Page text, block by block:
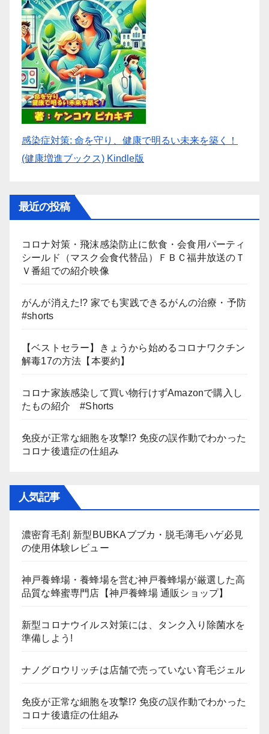
感染症対策: 命を守り、健康で明るい未来を築く！
(健康増進ブックス) Kindle版
最近の投稿
コロナ対策・飛沫感染防止に飲食・会食用パーティ
シールド（マスク会食代替品）ＦＢＣ福井放送のＴ
Ｖ番組での紹介映像
がんが消えた!? 家でも実践できるがんの治療・予防
#shorts
【ベストセラー】きょうから始めるコロナワクチン
解毒17の方法【本要約】
コロナ家族感染して買い物行けずAmazonで購入し
たもの紹介 #Shorts
免疫が正常な細胞を攻撃!? 免疫の誤作動でわかった
コロナ後遺症の仕組み
人気記事
濃密育毛剤 新型BUBKAブブカ・脱毛薄毛ハゲ必見
の使用体験レビュー
神戸養蜂場・養蜂場を営む神戸養蜂場が厳選した高
品質な蜂蜜専門店【神戸養蜂場 通販ショップ】
新型コロナウイルス対策には、タンク入り除菌水を
準備しよう!
ナノグロウリッチは店舗で売っていない育毛ジェル
免疫が正常な細胞を攻撃!? 免疫の誤作動でわかった
コロナ後遺症の仕組み